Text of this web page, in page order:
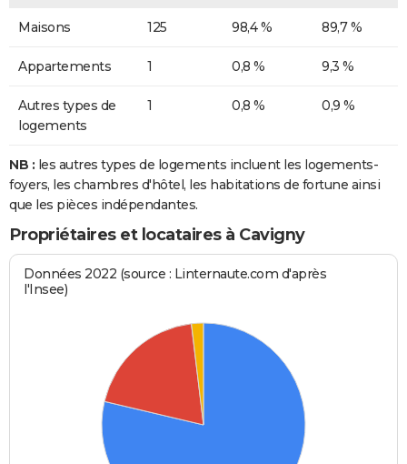
Maisons 125 98,4 % 89,7 %
Appartements 1 0,8 % 9,3 %
Autres types de
logements
1 0,8 % 0,9 %
NB : les autres types de logements incluent les logements-
foyers, les chambres d'hôtel, les habitations de fortune ainsi
que les pièces indépendantes.
Propriétaires et locataires à Cavigny
Données 2022 (source : Linternaute.com d'après
l'Insee)